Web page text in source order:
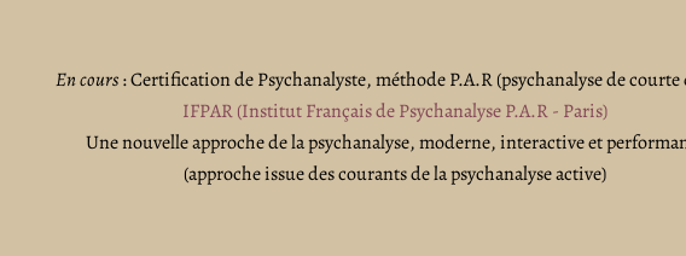
En cours: Certification de Psychanalyste, méthode P.A.R (psychanalyse de courte
IFPAR (Institut Français de Psychanalyse P.A.R - Paris)
Une nouvelle approche de la psychanalyse, moderne, interactive et
(approche issue des courants de la psychanalyse active)